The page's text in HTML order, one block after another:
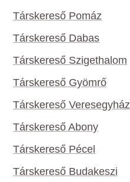
Társkereső Pomáz
Társkereső Dabas
Társkereső Szigethalom
Társkereső Gyömrő
Társkereső Veresegyház
Társkereső Abony
Társkereső Pécel
Társkereső Budakeszi